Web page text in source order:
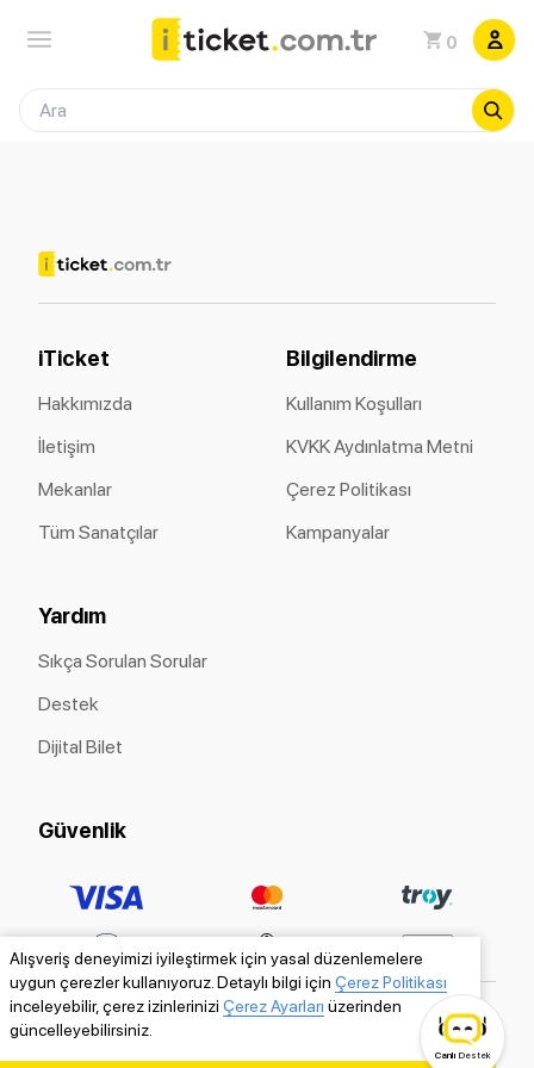
0
Alışveriş deneyimizi iyileştirmek için yasal düzenlemelere
uygun çerezler kullanıyoruz. Detaylı bilgi için Çerez Politikası
inceleyebilir, çerez izinlerinizi Çerez Ayarları üzerinden
güncelleyebilirsiniz.
iTicket
Hakkımızda
İletişim
Mekanlar
Tüm Sanatçılar
Bilgilendirme
Kullanım Koşulları
KVKK Aydınlatma Metni
Çerez Politikası
Kampanyalar
Yardım
Sıkça Sorulan Sorular
Destek
Dijital Bilet
Güvenlik
Canlı Destek